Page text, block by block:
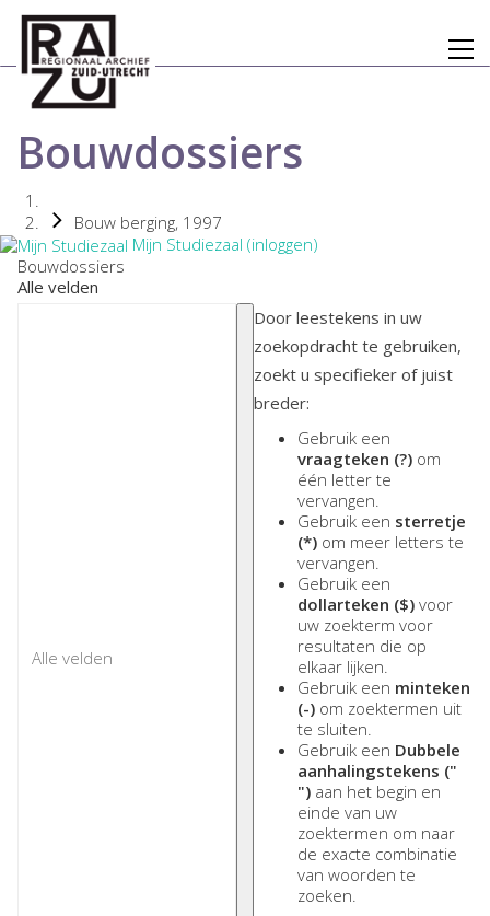
Bouwdossiers
Bouw berging, 1997
Mijn Studiezaal (inloggen)
Bouwdossiers
Alle velden
Door leestekens in uw
zoekopdracht te gebruiken,
zoekt u specifieker of juist
breder:
Gebruik een
vraagteken (?) om
één letter te
vervangen.
Gebruik een sterretje
(*) om meer letters te
vervangen.
Gebruik een
dollarteken ($) voor
uw zoekterm voor
resultaten die op
elkaar lijken.
Gebruik een minteken
(-) om zoektermen uit
te sluiten.
Gebruik een Dubbele
aanhalingstekens ("
") aan het begin en
einde van uw
zoektermen om naar
de exacte combinatie
van woorden te
zoeken.